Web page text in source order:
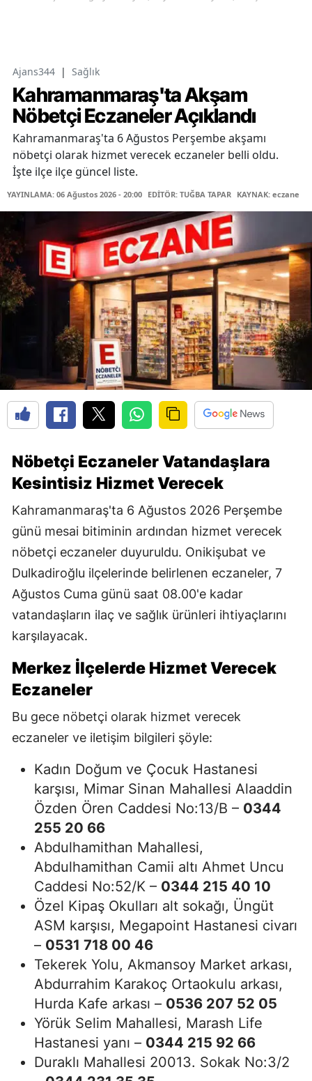
Ajans344 | Sağlık
Kahramanmaraş'ta Akşam
Nöbetçi Eczaneler Açıklandı
Kahramanmaraş'ta 6 Ağustos Perşembe akşamı
nöbetçi olarak hizmet verecek eczaneler belli oldu.
İşte ilçe ilçe güncel liste.
YAYINLAMA: 06 Ağustos 2026 - 20:00 EDİTÖR: TUĞBA TAPAR KAYNAK: eczane
Nöbetçi Eczaneler Vatandaşlara
Kesintisiz Hizmet Verecek
Kahramanmaraş'ta 6 Ağustos 2026 Perşembe
günü mesai bitiminin ardından hizmet verecek
nöbetçi eczaneler duyuruldu. Onikişubat ve
Dulkadiroğlu ilçelerinde belirlenen eczaneler, 7
Ağustos Cuma günü saat 08.00'e kadar
vatandaşların ilaç ve sağlık ürünleri ihtiyaçlarını
karşılayacak.
Merkez İlçelerde Hizmet Verecek
Eczaneler
Bu gece nöbetçi olarak hizmet verecek
eczaneler ve iletişim bilgileri şöyle:
Kadın Doğum ve Çocuk Hastanesi
karşısı, Mimar Sinan Mahallesi Alaaddin
Özden Ören Caddesi No:13/B – 0344
255 20 66
Abdulhamithan Mahallesi,
Abdulhamithan Camii altı Ahmet Uncu
Caddesi No:52/K – 0344 215 40 10
Özel Kipaş Okulları alt sokağı, Üngüt
ASM karşısı, Megapoint Hastanesi civarı
– 0531 718 00 46
Tekerek Yolu, Akmansoy Market arkası,
Abdurrahim Karakoç Ortaokulu arkası,
Hurda Kafe arkası – 0536 207 52 05
Yörük Selim Mahallesi, Marash Life
Hastanesi yanı – 0344 215 92 66
Duraklı Mahallesi 20013. Sokak No:3/2